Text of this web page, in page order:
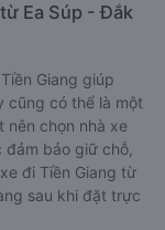
Ea Súp - Đắk
Giang giúp
cũng có thể là một
nên chọn nhà xe
đảm bảo giữ chỗ,
đi Tiền Giang từ
sau khi đặt trực